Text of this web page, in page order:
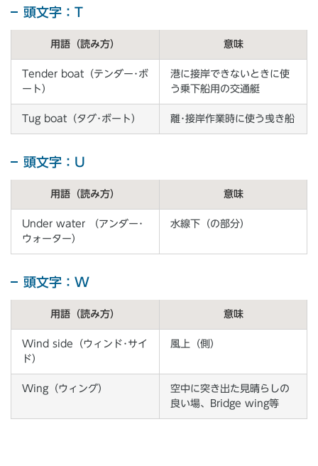
頭文字：T
用語（読み方） 意味
Tender boat（テンダー･ボ
ート）
港に接岸できないときに使
う乗下船用の交通艇
Tug boat（タグ･ボート） 離･接岸作業時に使う曵き船
頭文字：U
用語（読み方） 意味
Under water （アンダー･
ウォーター）
水線下（の部分）
頭文字：W
用語（読み方） 意味
Wind side（ウィンド･サイ
ド）
風上（側）
Wing（ウィング） 空中に突き出た見晴らしの
良い場、Bridge wing等